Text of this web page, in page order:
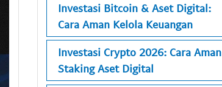
Investasi Bitcoin & Aset Digital:
Cara Aman Kelola Keuangan
Investasi Crypto 2026: Cara Aman
Staking Aset Digital